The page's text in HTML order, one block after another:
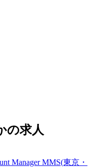
の求人
Manager MMS(東京・